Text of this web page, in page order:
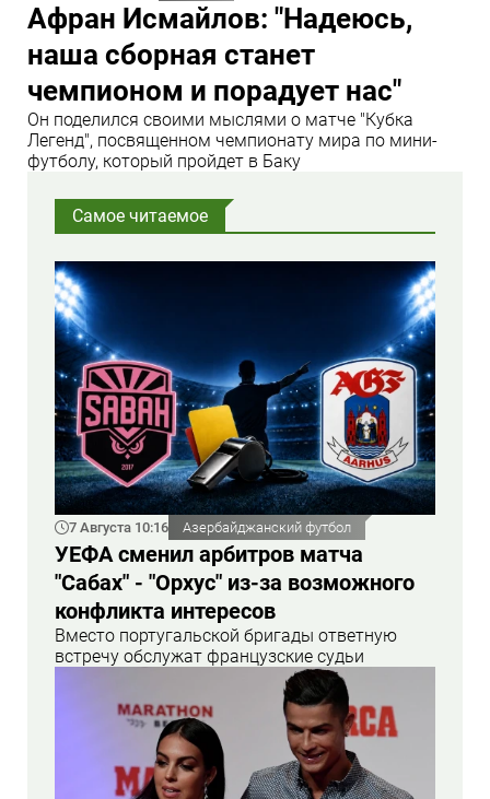
Афран Исмайлов: "Надеюсь,
наша сборная станет
чемпионом и порадует нас"
Он поделился своими мыслями о матче "Кубка
Легенд", посвященном чемпионату мира по мини-
футболу, который пройдет в Баку
Самое читаемое
7 Августа 10:16 Азербайджанский футбол
УЕФА сменил арбитров матча
"Сабах" - "Орхус" из-за возможного
конфликта интересов
Вместо португальской бригады ответную
встречу обслужат французские судьи